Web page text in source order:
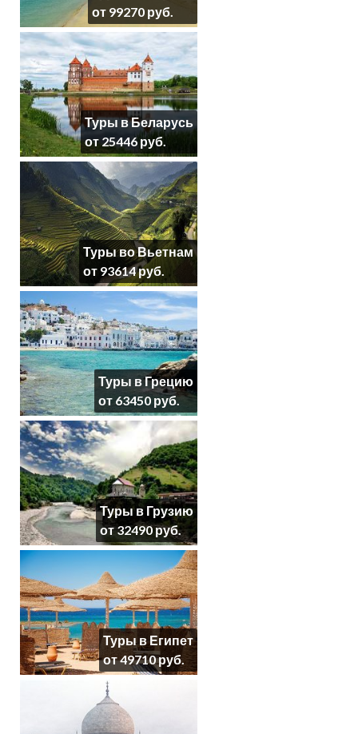
от 99270 руб.
Туры в Беларусь
от 25446 руб.
Туры во Вьетнам
от 93614 руб.
Туры в Грецию
от 63450 руб.
Туры в Грузию
от 32490 руб.
Туры в Египет
от 49710 руб.